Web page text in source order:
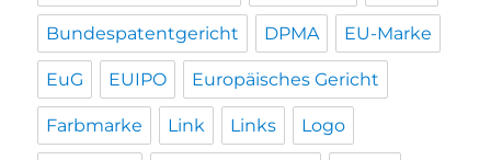
Bundespatentgericht DPMA EU-Marke
EuG EUIPO Europäisches Gericht
Farbmarke Link Links Logo